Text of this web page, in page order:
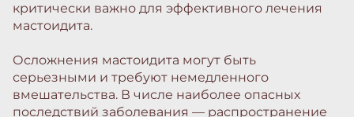
критически важно для эффективного лечения
мастоидита.
Осложнения мастоидита могут быть
серьезными и требуют немедленного
вмешательства. В числе наиболее опасных
последствий заболевания — распространение